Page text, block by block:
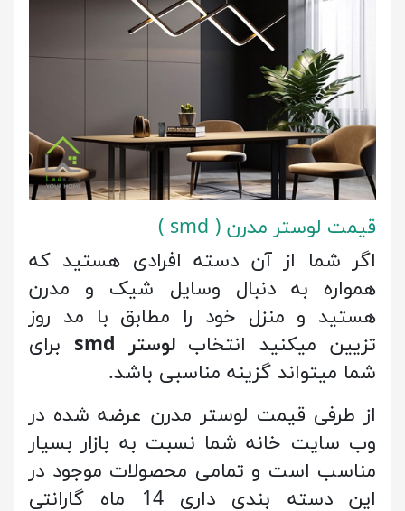
قیمت لوستر مدرن ( smd )
اگر شما از آن دسته افرادی هستید که
همواره به دنبال وسایل شیک و مدرن
هستید و منزل خود را مطابق با مد روز
تزیین میکنید انتخابلوستر smd
برای
شما میتواند گزینه مناسبی باشد.
از طرفی قیمت لوستر مدرن عرضه شده در
وب سایت خانه شما نسبت به بازار بسیار
مناسب است و تمامی محصولات موجود در
این دسته بندی داری 14 ماه گارانتی